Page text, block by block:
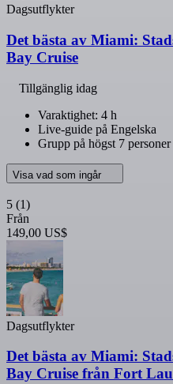
Dagsutflykter
Det bästa av Miami:
Bay Cruise
Tillgänglig idag
Varaktighet: 4 h
Live-guide på Engelska
Grupp på högst 7 personer
Visa vad som ingår
5 (1)
Från
149,00 US$
Dagsutflykter
Det bästa av Miami:
Bay Cruise från Fort